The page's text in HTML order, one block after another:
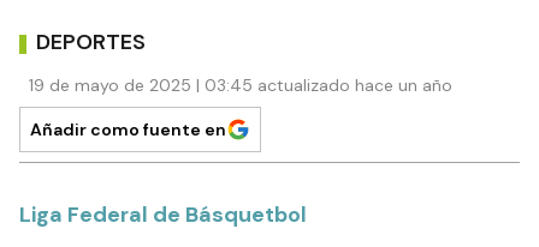
DEPORTES
19 de mayo de 2025 | 03:45 actualizado hace un año
Añadir como fuente en
Liga Federal de Básquetbol